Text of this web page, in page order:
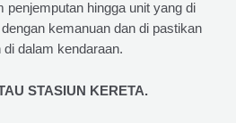
penjemputan hingga unit yang di
kemanuan dan di pastikan
dalam kendaraan.
STASIUN KERETA.